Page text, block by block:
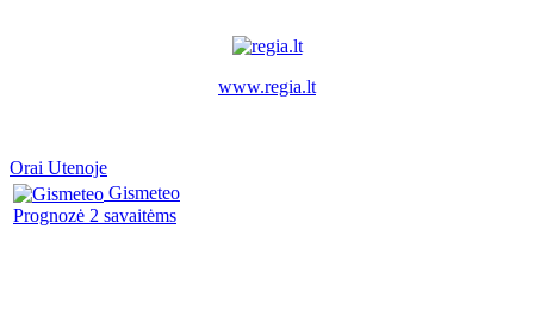
www.regia.lt
Orai Utenoje
Gismeteo
Prognozė 2 savaitėms